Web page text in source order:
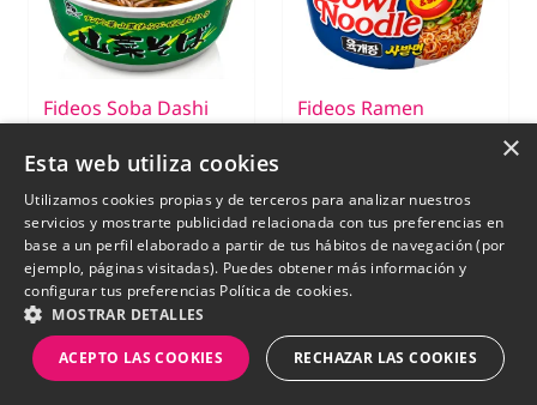
Fideos Soba Dashi
€ 3,29 € 1,99
SIN STOCK
Fideos Ramen
€ 3,15
×
Esta web utiliza cookies
Utilizamos cookies propias y de terceros para analizar nuestros
servicios y mostrarte publicidad relacionada con tus preferencias en
base a un perfil elaborado a partir de tus hábitos de navegación (por
ejemplo, páginas visitadas). Puedes obtener más información y
configurar tus preferencias Política de cookies.
MOSTRAR DETALLES
ACEPTO LAS COOKIES RECHAZAR LAS COOKIES